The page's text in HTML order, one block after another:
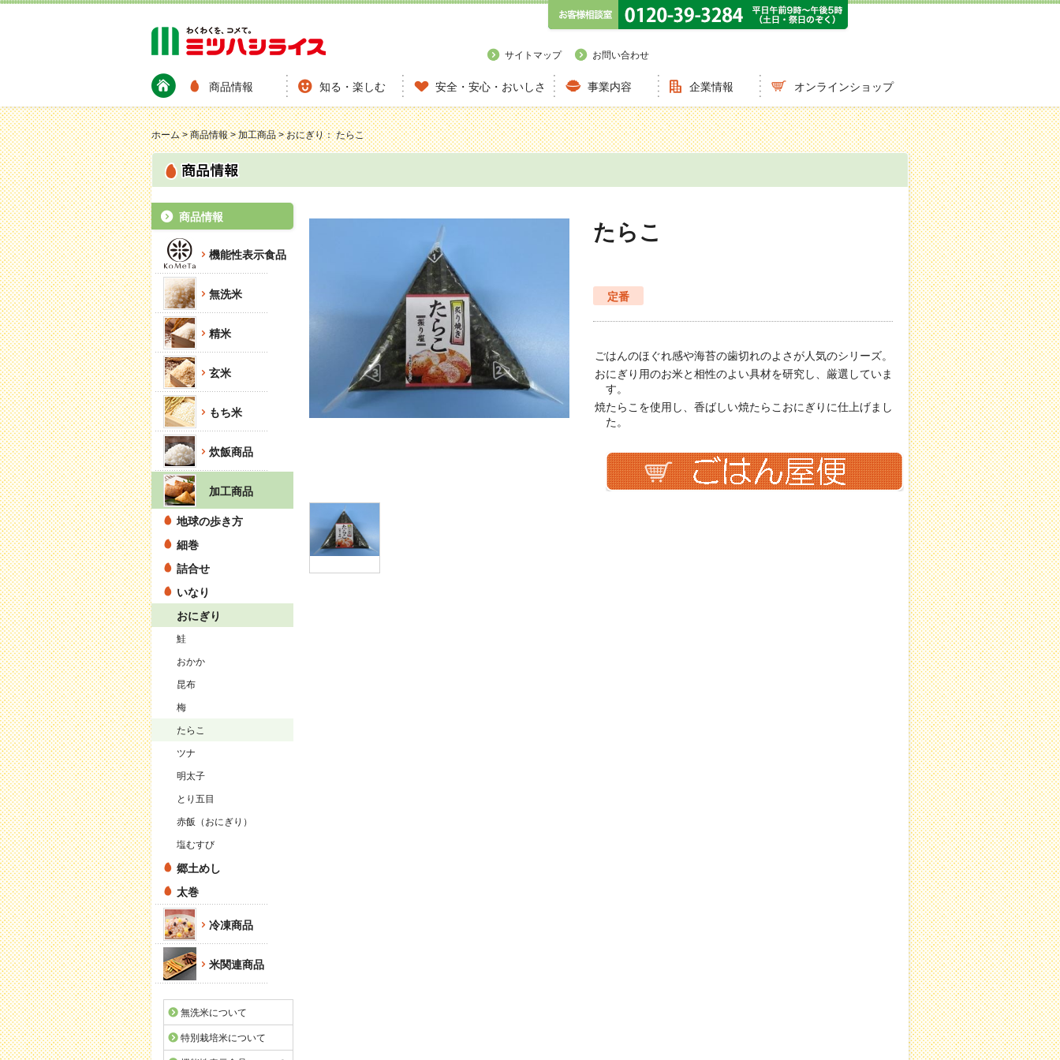
サイトマップ お問い合わせ
商品情報 知る・楽しむ 安全・安心・おいしさ 事業内容 企業情報 オンラインショップ
ホーム>商品情報>加工商品>おにぎり： たらこ
商品情報
機能性表示食品
無洗米
精米
玄米
もち米
炊飯商品
加工商品
地球の歩き方
細巻
詰合せ
いなり
おにぎり
鮭
おかか
昆布
梅
たらこ
ツナ
明太子
とり五目
赤飯（おにぎり）
塩むすび
郷土めし
太巻
冷凍商品
米関連商品
無洗米について
特別栽培米について
たらこ
定番
ごはんのほぐれ感や海苔の歯切れのよさが人気のシリーズ。
おにぎり用のお米と相性のよい具材を研究し、厳選していま
す。
焼たらこを使用し、香ばしい焼たらこおにぎりに仕上げまし
た。